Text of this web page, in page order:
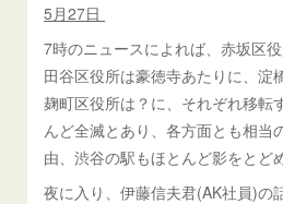
5月27日
7時のニュースによれば、赤坂区
田谷区役所は豪徳寺あたりに、淀
麹町区役所は？に、それぞれ移転
んど全滅とあり、各方面とも相当
由、渋谷の駅もほとんど影をとど
夜に入り、伊藤信夫君(AK社員)の